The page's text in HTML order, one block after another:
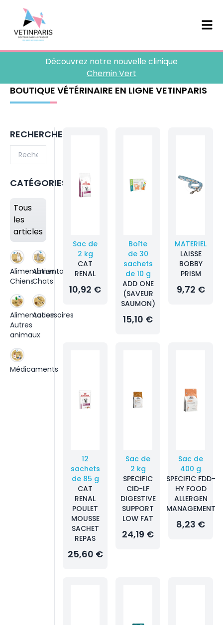
Découvrez notre nouvelle clinique
Chemin Vert
BOUTIQUE VÉTÉRINAIRE EN LIGNE VETINPARIS
RECHERCHE
CATÉGORIES
Tous
les
articles
Alimentation
Chiens
Alimentation
Chats
Alimentation
Autres
animaux
Accessoires
Médicaments
Sac de
2 kg
CAT
RENAL
10,92 €
Boîte
de 30
sachets
de 10 g
ADD ONE
(SAVEUR
SAUMON)
15,10 €
MATERIEL
LAISSE
BOBBY
PRISM
9,72 €
12
sachets
de 85 g
CAT
RENAL
POULET
MOUSSE
SACHET
REPAS
25,60 €
Sac de
2 kg
SPECIFIC
CID-LF
DIGESTIVE
SUPPORT
LOW FAT
24,19 €
Sac de
400 g
SPECIFIC FDD-
HY FOOD
ALLERGEN
MANAGEMENT
8,23 €